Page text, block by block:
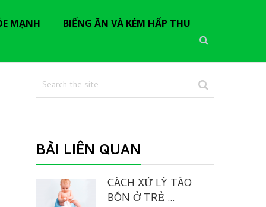
MẠNH BIẾNG ĂN VÀ KÉM HẤP THU
BÀI LIÊN QUAN
CÁCH XỬ LÝ TÁO
BÓN Ở TRẺ …